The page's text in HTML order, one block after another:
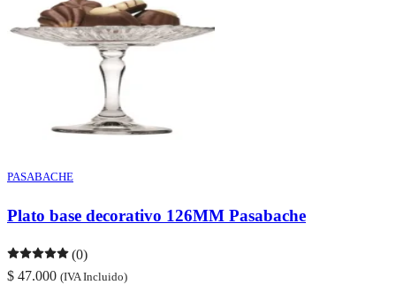
PASABACHE
Plato base decorativo 126MM Pasabache
(0)
$ 47.000 (IVA Incluido)